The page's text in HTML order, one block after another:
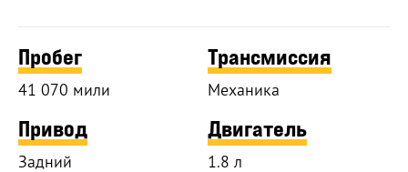
Пробег
41 070 мили
Трансмиссия
Механика
Привод
Задний
Двигатель
1.8 л